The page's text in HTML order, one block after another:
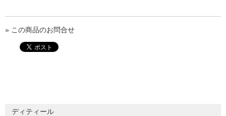
» この商品のお問合せ
ディティール